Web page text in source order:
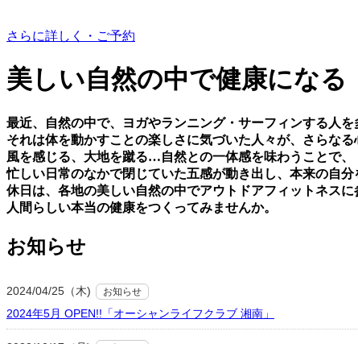
さらに詳しく・ご予約
美しい⾃然の中で健康になる
最近、⾃然の中で、ヨガやランニング・サーフィンする⼈を
それは体を動かすことの楽しさに気づいた⼈々が、さらな
⾵を感じる、⼤地を蹴る…⾃然との⼀体感を味わうことで、
忙しい⽇常のなかで閉じていた五感が動き出し、本来の⾃分
休⽇は、各地の美しい⾃然の中でアウトドアフィットネスに
⼈間らしい本当の健康をつくってみませんか。
お知らせ
2024/04/25（木) お知らせ
2024年5月 OPEN!!「オーシャンライフクラブ 湘南」